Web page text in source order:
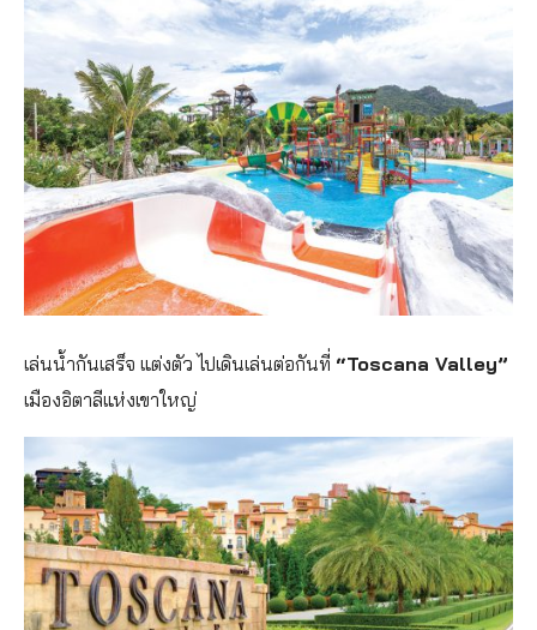
เล่นน้ำกันเสร็จ แต่งตัว ไปเดินเล่นต่อกันที่ “Toscana Valley”
เมืองอิตาลีแห่งเขาใหญ่